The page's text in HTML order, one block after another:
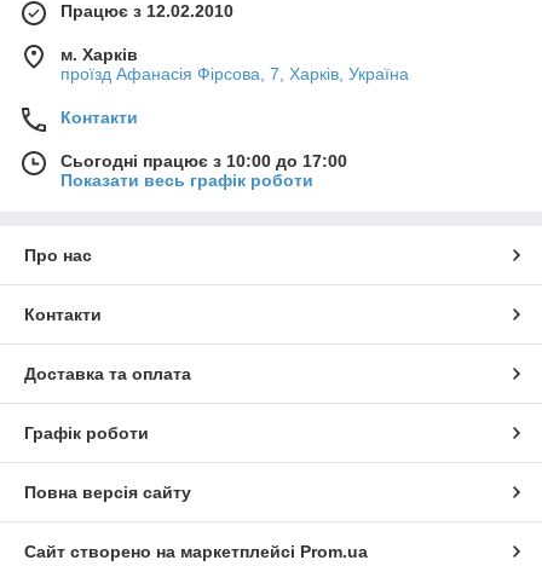
Працює з 12.02.2010
м. Харків
проїзд Афанасія Фірсова, 7, Харків, Україна
Контакти
Сьогодні працює з 10:00 до 17:00
Показати весь графік роботи
Про нас
Контакти
Доставка та оплата
Графік роботи
Повна версія сайту
Сайт створено на маркетплейсі Prom.ua